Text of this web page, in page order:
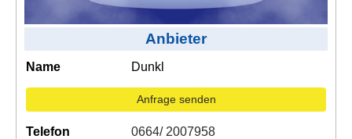
Anbieter
Name Dunkl
Anfrage senden
Telefon
0664/ 2007958